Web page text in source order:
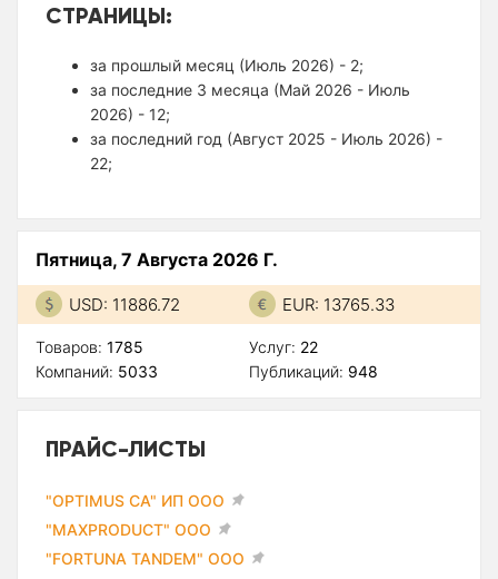
СТРАНИЦЫ:
за прошлый месяц (Июль 2026) - 2;
за последние 3 месяца (Май 2026 - Июль
2026) - 12;
за последний год (Август 2025 - Июль 2026) -
22;
Пятница, 7 Августа 2026 Г.
USD: 11886.72 EUR: 13765.33
Товаров: 1785
Компаний: 5033
Услуг: 22
Публикаций: 948
ПРАЙС-ЛИСТЫ
"OPTIMUS CA" ИП ООО
"MAXPRODUCT" ООО
"FORTUNA TANDEM" ООО